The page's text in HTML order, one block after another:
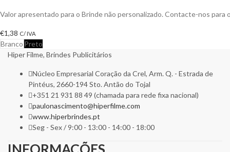
Valor apresentado para o Brinde não personalizado. Contacte-nos
€1,38 C/ IVA
Branco Preto
Hiper Filme, Brindes Publicitários
Núcleo Empresarial Coração da Crel, Arm. Q. - Estrada de
Pintéus, 2660-194 Sto. Antão do Tojal
+351 21 931 88 49 (chamada para rede fixa nacional)
paulonascimento@hiperfilme.com
www.hiperbrindes.pt
Seg - Sex / 9:00 - 13:00 - 14:00 - 18:00
INFORMAÇÕES